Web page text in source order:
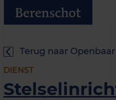
Terug naar
DIENST